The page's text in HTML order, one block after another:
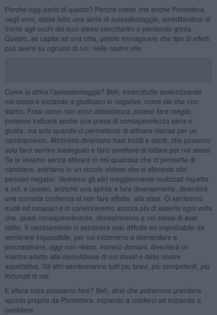
Perché oggi parlo di questo? Perché credo che anche Pontedera,
negli anni, abbia fatto una sorta di autosabotaggio, screditandosi di
fronte agli occhi dei suoi stessi concittadini e perdendo grinta.
Questo, se capita ad una città, potete immaginare che tipo di effetti
può avere su ognuno di noi, nelle nostre vite.
Come si attiva l’autosabotaggio? Beh, innanzitutto svalorizzando
noi stessi e iniziando a giudicarci in negativo, come ciò che non
siamo. Frasi come non sono abbastanza, potevo fare meglio
possono indicare anche una presa di consapevolezza sana e
giusta, ma solo quando ci permettono di attivare risorse per un
cambiamento. Altrimenti diventano frasi inutili e sterili, che possono
solo farci sentire inadeguati e farci smettere di lottare per noi stessi.
Se le viviamo senza attivare in noi qualcosa che ci permetta di
cambiare, entriamo in un circolo vizioso che ci alimenta altri
pensieri negativi. Vedremo gli altri maggiormente realizzati rispetto
a noi, e questo, anziché una spinta a fare diversamente, diventerà
una comoda conferma al non fare affatto, alla stasi. Ci sentiremo
inutili ed incapaci e ci convinceremo ancora più di esserlo ogni volta
che, quasi consapevolmente, dimostreremo a noi stessi di aver
fallito. Il cambiamento ci sembrerà così difficile ed improbabile da
sembrare impossibile, per cui inizieremo a demandare e
procrastinare, oggi non riesco, inizierò domani, diventerà un
mantra adatto alla demolizione di noi stessi e delle nostre
aspettative. Gli altri sembreranno tutti più bravi, più competenti, più
fortunati di noi.
E allora cosa possiamo fare? Beh, direi che potremmo prendere
spunto proprio da Pontedera, iniziando a crederci ed iniziando a
cambiare.